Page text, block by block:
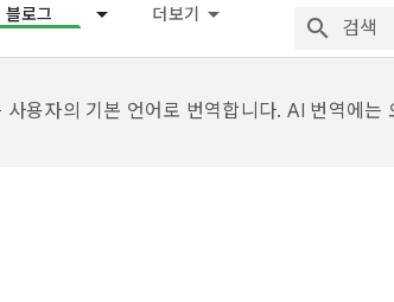
블로그 더보기
용자의 기본 언어로 번역합니다. AI 번역에는